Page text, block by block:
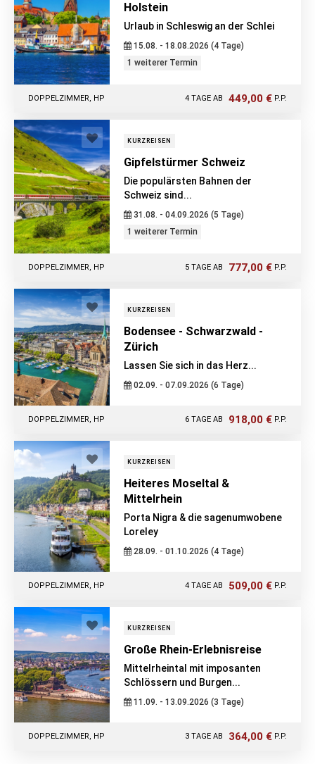
Holstein
Urlaub in Schleswig an der Schlei
15.08. - 18.08.2026 (4 Tage)
1 weiterer Termin
4 TAGE AB 449,00 € P.P.
DOPPELZIMMER, HP
KURZREISEN
Gipfelstürmer Schweiz
Die populärsten Bahnen der
Schweiz sind...
31.08. - 04.09.2026 (5 Tage)
1 weiterer Termin
5 TAGE AB 777,00 € P.P.
DOPPELZIMMER, HP
KURZREISEN
Bodensee - Schwarzwald -
Zürich
Lassen Sie sich in das Herz...
02.09. - 07.09.2026 (6 Tage)
6 TAGE AB 918,00 € P.P.
DOPPELZIMMER, HP
KURZREISEN
Heiteres Moseltal &
Mittelrhein
Porta Nigra & die sagenumwobene
Loreley
28.09. - 01.10.2026 (4 Tage)
4 TAGE AB 509,00 € P.P.
DOPPELZIMMER, HP
KURZREISEN
Große Rhein-Erlebnisreise
Mittelrheintal mit imposanten
Schlössern und Burgen...
11.09. - 13.09.2026 (3 Tage)
3 TAGE AB 364,00 € P.P.
DOPPELZIMMER, HP